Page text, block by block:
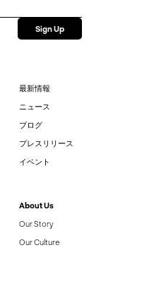
最新情報
ニュース
ブログ
プレスリリース
イベント
About Us
Our Story
Our Culture